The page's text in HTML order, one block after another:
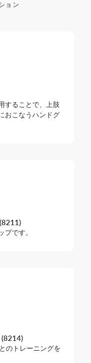
ョン
することで、上肢
おこなうハンドグ
です。
のトレーニングを